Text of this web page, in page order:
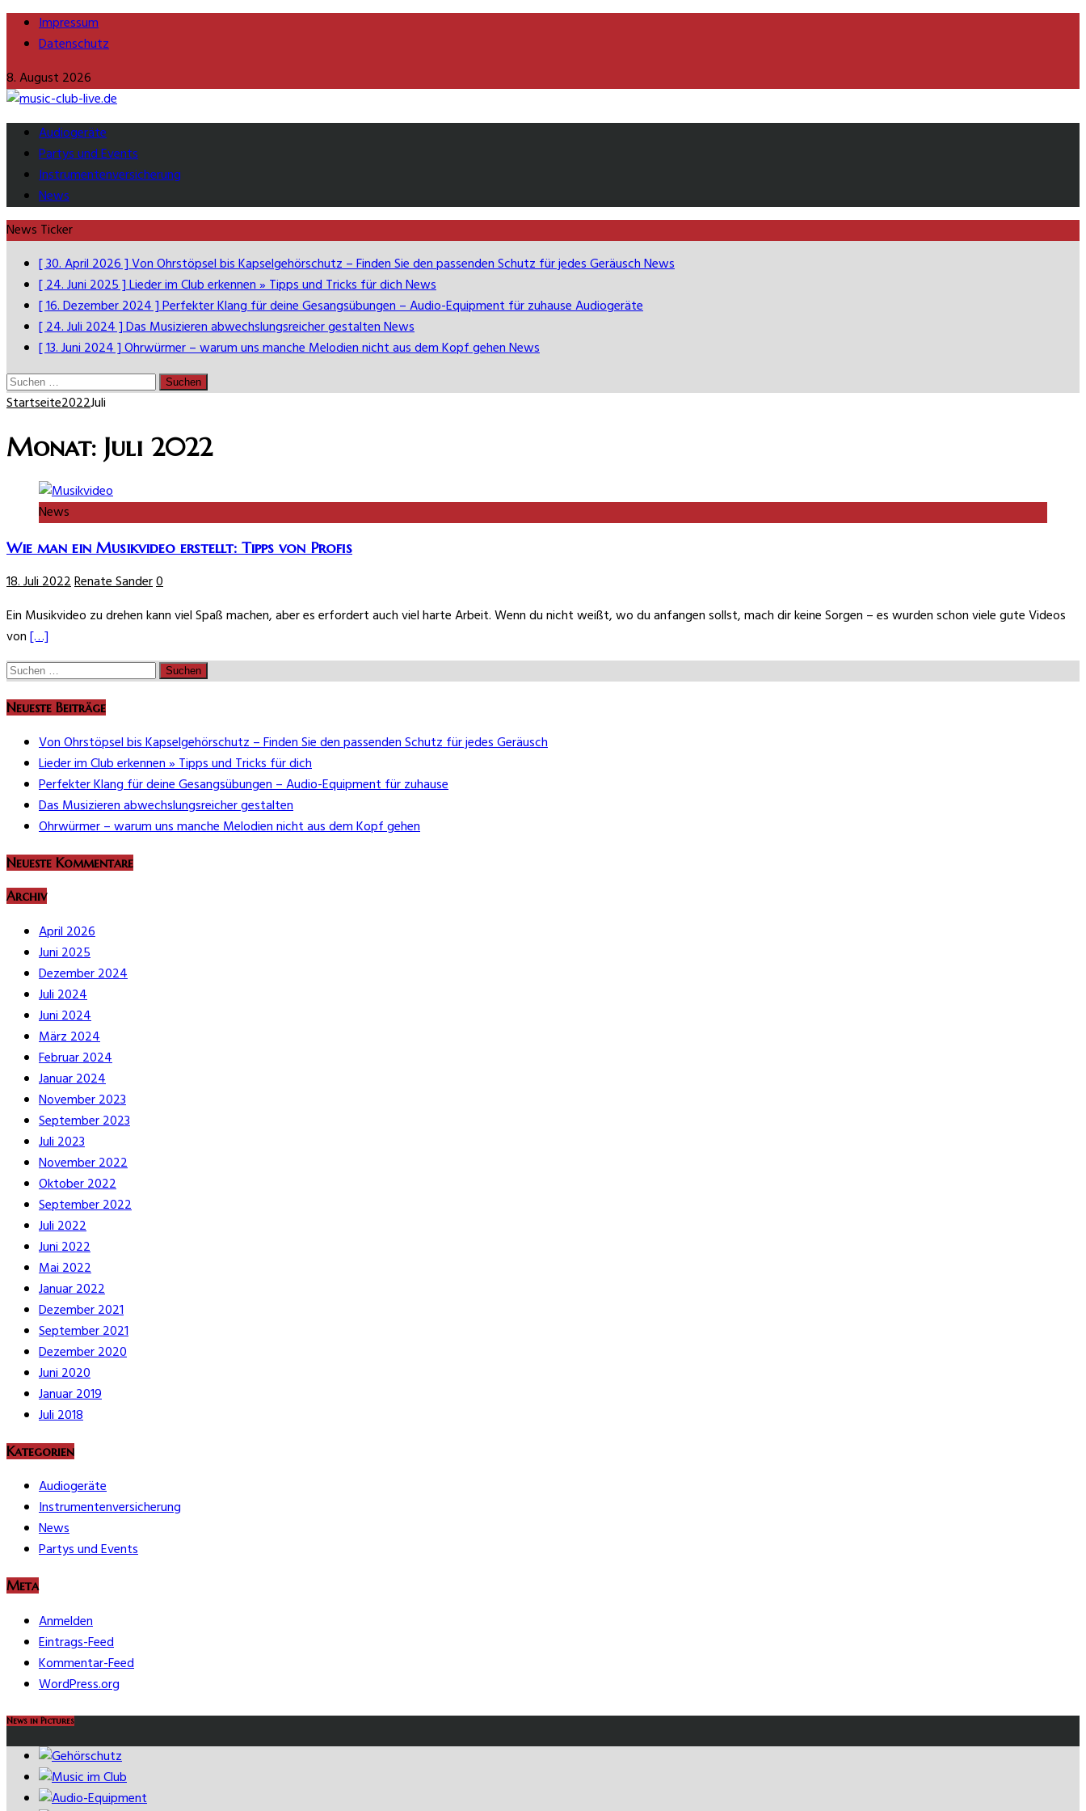
Impressum
Datenschutz
8. August 2026
Audiogeräte
Partys und Events
Instrumentenversicherung
News
News Ticker
[ 30. April 2026 ]Von Ohrstöpsel bis Kapselgehörschutz – Finden Sie den passenden Schutz für jedes GeräuschNews
[ 24. Juni 2025 ]Lieder im Club erkennen » Tipps und Tricks für dichNews
[ 16. Dezember 2024 ]Perfekter Klang für deine Gesangsübungen – Audio-Equipment für zuhauseAudiogeräte
[ 24. Juli 2024 ]Das Musizieren abwechslungsreicher gestaltenNews
[ 13. Juni 2024 ]Ohrwürmer – warum uns manche Melodien nicht aus dem Kopf gehenNews
Suchen
nach:
Startseite2022Juli
Monat: Juli 2022
News
Wie man ein Musikvideo erstellt: Tipps von Profis
18. Juli 2022Renate Sander0
Ein Musikvideo zu drehen kann viel Spaß machen, aber es erfordert auch viel harte Arbeit. Wenn du nicht weißt, wo du anfangen sollst, mach dir keine Sorgen – es wurden schon viele gute Videos
von[…]
Suchen
Neueste Beiträge
Von Ohrstöpsel bis Kapselgehörschutz – Finden Sie den passenden Schutz für jedes Geräusch
Lieder im Club erkennen » Tipps und Tricks für dich
Perfekter Klang für deine Gesangsübungen – Audio-Equipment für zuhause
Das Musizieren abwechslungsreicher gestalten
Ohrwürmer – warum uns manche Melodien nicht aus dem Kopf gehen
Neueste Kommentare
Archiv
April 2026
Juni 2025
Dezember 2024
Juli 2024
Juni 2024
März 2024
Februar 2024
Januar 2024
November 2023
September 2023
Juli 2023
November 2022
Oktober 2022
September 2022
Juli 2022
Juni 2022
Mai 2022
Januar 2022
Dezember 2021
September 2021
Dezember 2020
Juni 2020
Januar 2019
Juli 2018
Kategorien
Audiogeräte
Instrumentenversicherung
News
Partys und Events
Meta
Anmelden
Eintrags-Feed
Kommentar-Feed
WordPress.org
News in Pictures